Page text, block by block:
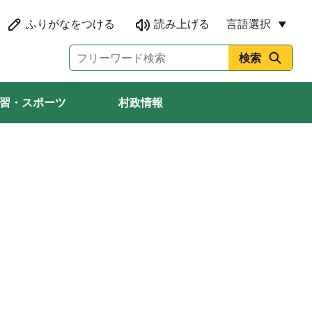
言語選択
・スポーツ 村政情報